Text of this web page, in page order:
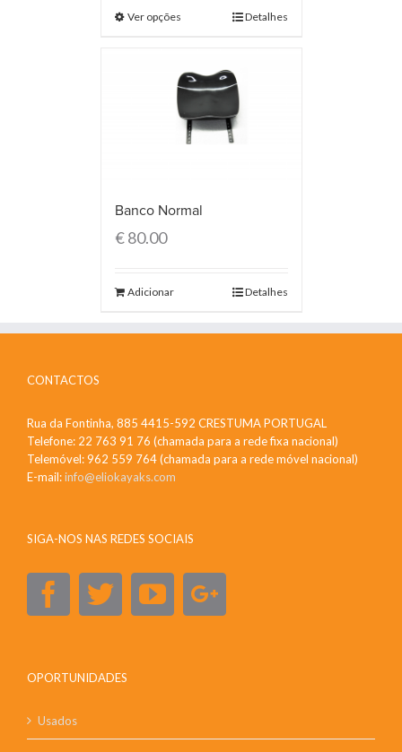
Ver opções Detalhes
Banco Normal
€80.00
Adicionar Detalhes
CONTACTOS
Rua da Fontinha, 885 4415-592 CRESTUMA PORTUGAL
Telefone: 22 763 91 76 (chamada para a rede fixa nacional)
Telemóvel: 962 559 764 (chamada para a rede móvel nacional)
E-mail:info@eliokayaks.com
SIGA-NOS NAS REDES SOCIAIS
OPORTUNIDADES
Usados